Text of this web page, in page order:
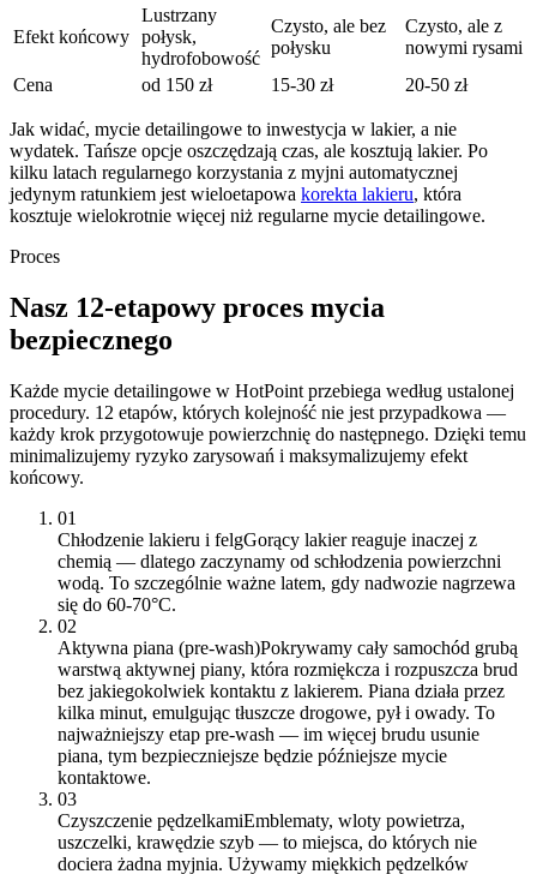
Efekt końcowy
Lustrzany
połysk,
hydrofobowość
Czysto, ale bez
połysku
Czysto, ale z
nowymi rysami
Cena
od 150 zł 15-30 zł 20-50 zł
Jak widać, mycie detailingowe to inwestycja w lakier, a nie
wydatek. Tańsze opcje oszczędzają czas, ale kosztują lakier. Po
kilku latach regularnego korzystania z myjni automatycznej
jedynym ratunkiem jest wieloetapowa korekta lakieru, która
kosztuje wielokrotnie więcej niż regularne mycie detailingowe.
Proces
Nasz 12-etapowy proces mycia
bezpiecznego
Każde mycie detailingowe w HotPoint przebiega według ustalonej
procedury. 12 etapów, których kolejność nie jest przypadkowa —
każdy krok przygotowuje powierzchnię do następnego. Dzięki temu
minimalizujemy ryzyko zarysowań i maksymalizujemy efekt
końcowy.
01
Chłodzenie lakieru i felgGorący lakier reaguje inaczej z
chemią — dlatego zaczynamy od schłodzenia powierzchni
wodą. To szczególnie ważne latem, gdy nadwozie nagrzewa
się do 60-70°C.
02
Aktywna piana (pre-wash)Pokrywamy cały samochód grubą
warstwą aktywnej piany, która rozmiękcza i rozpuszcza brud
bez jakiegokolwiek kontaktu z lakierem. Piana działa przez
kilka minut, emulgując tłuszcze drogowe, pył i owady. To
najważniejszy etap pre-wash — im więcej brudu usunie
piana, tym bezpieczniejsze będzie późniejsze mycie
kontaktowe.
03
Czyszczenie pędzelkamiEmblematy, wloty powietrza,
uszczelki, krawędzie szyb — to miejsca, do których nie
dociera żadna myjnia. Używamy miękkich pędzelków